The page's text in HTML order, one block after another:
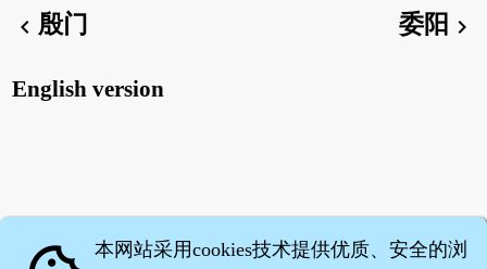
chevron_left殷门 委阳 chevron_right
English version
本网站采用cookies技术提供优质、安全的浏